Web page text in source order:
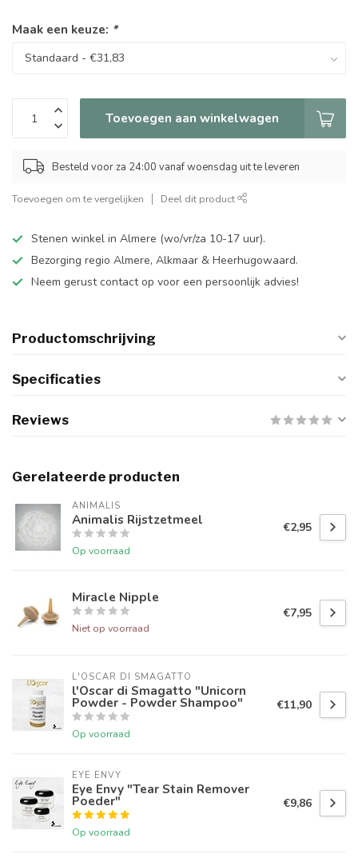
Maak een keuze: *
Toevoegen aan winkelwagen
Besteld voor za 24:00 vanaf woensdag uit te leveren
Toevoegen om te vergelijken Deel dit product
Stenen winkel in Almere (wo/vr/za 10-17 uur).
Bezorging regio Almere, Alkmaar & Heerhugowaard.
Neem gerust contact op voor een persoonlijk advies!
Productomschrijving
Specificaties
Reviews
Gerelateerde producten
ANIMALIS
Animalis Rijstzetmeel
Op voorraad
€2,95
Miracle Nipple
Niet op voorraad
€7,95
L'OSCAR DI SMAGATTO
l'Oscar di Smagatto "Unicorn
Powder - Powder Shampoo"
Op voorraad
€11,90
EYE ENVY
Eye Envy "Tear Stain Remover
Poeder"
Op voorraad
€9,86